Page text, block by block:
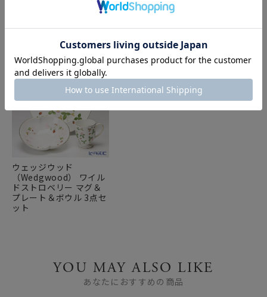
COMPONENT PRODUCTS
ウェッジウッド
（Wedgwood） ワイル
ドストロベリー マグ＆
プレート＆ボウル 3点セ
ット
YOU MAY ALSO LIKE
あなたにおすすめの商品